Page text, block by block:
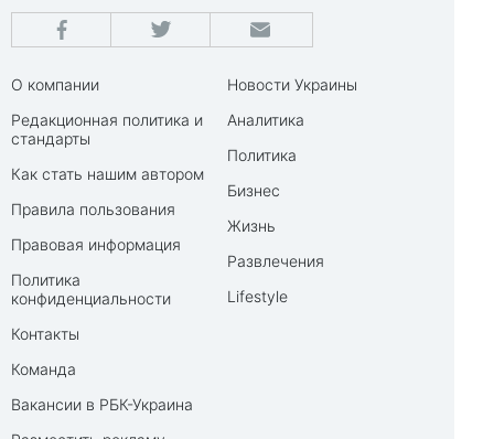
О компании
Редакционная политика и
стандарты
Как стать нашим автором
Правила пользования
Правовая информация
Политика
конфиденциальности
Контакты
Команда
Вакансии в РБК-Украина
Новости Украины
Аналитика
Политика
Бизнес
Жизнь
Развлечения
Lifestyle